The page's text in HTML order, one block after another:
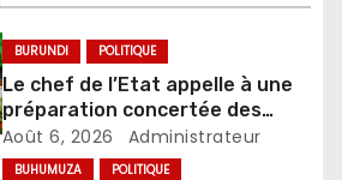
BURUNDI POLITIQUE
Le chef de l’Etat appelle à une
préparation concertée des
élections de 2027
Août 6, 2026 Administrateur
BUHUMUZA POLITIQUE